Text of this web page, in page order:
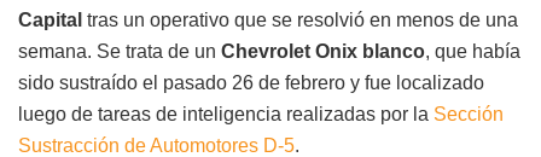
Capital tras un operativo que se resolvió en menos de una
semana. Se trata de un Chevrolet Onix blanco, que había
sido sustraído el pasado 26 de febrero y fue localizado
luego de tareas de inteligencia realizadas por la Sección
Sustracción de Automotores D-5.